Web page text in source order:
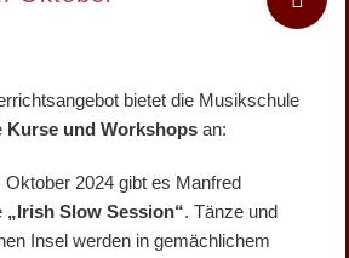
bietet die Musikschule
Kurse und Workshops an:
2024 gibt es Manfred
„Irish Slow Session“. Tänze und
Insel werden in gemächlichem
Sliding